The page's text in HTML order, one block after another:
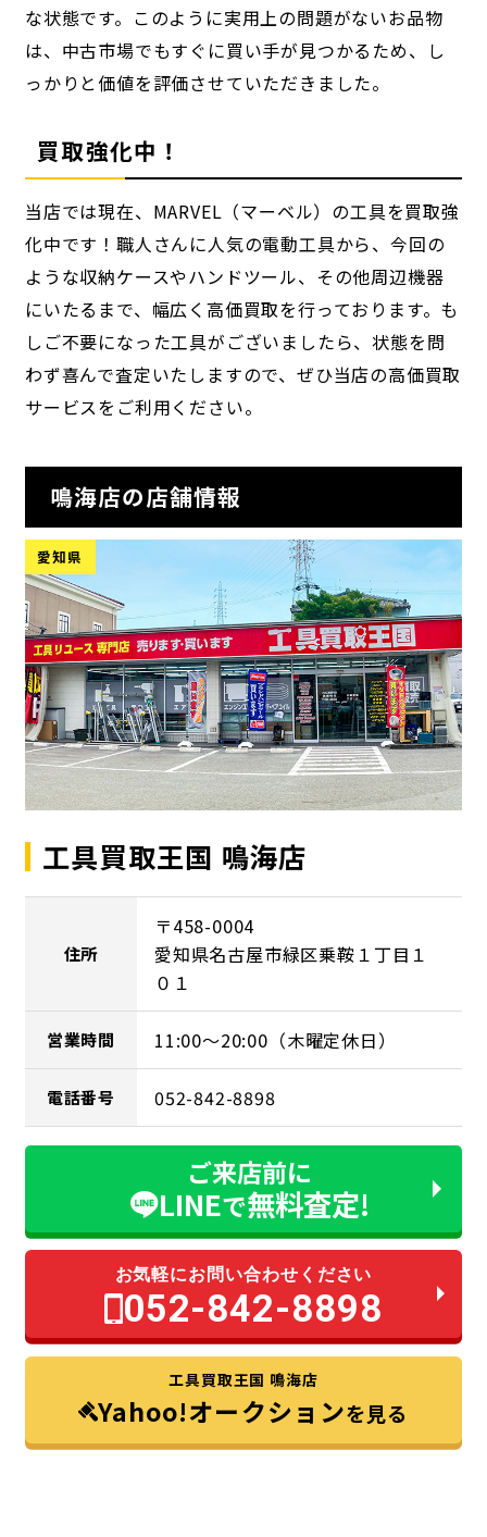
な状態です。このように実用上の問題がないお品物
は、中古市場でもすぐに買い手が見つかるため、し
っかりと価値を評価させていただきました。
買取強化中！
当店では現在、MARVEL（マーベル）の工具を買取強
化中です！職人さんに人気の電動工具から、今回の
ような収納ケースやハンドツール、その他周辺機器
にいたるまで、幅広く高価買取を行っております。も
しご不要になった工具がございましたら、状態を問
わず喜んで査定いたしますので、ぜひ当店の高価買取
サービスをご利用ください。
鳴海店の店舗情報
愛知県
工具買取王国 鳴海店
住所
〒458-0004
愛知県名古屋市緑区乗鞍１丁目１
０１
営業時間 11:00～20:00（木曜定休日）
電話番号 052-842-8898
ご来店前に
LINEで無料査定!
お気軽にお問い合わせください
052-842-8898
工具買取王国 鳴海店
Yahoo!オークションを見る